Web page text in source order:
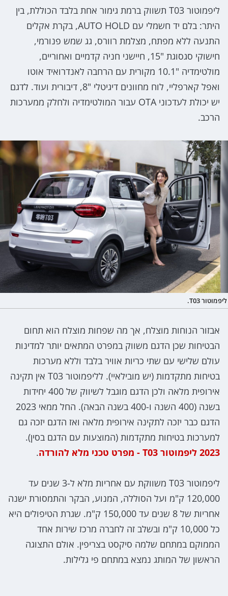
ליפמוטור T03 תשווק ברמת גימור אחת בלבד הכוללת, בין
היתר: בלם יד חשמלי עם AUTO HOLD, בקרת אקלים
התנעה ללא מפתח, מצלמת רוורס, גג שמש פנורמי,
חישוקי סגסוגת "15, חיישני חניה קדמיים ואחוריים,
מולטימדיה "10.1 מקורית עם הרחבה לאנדרואיד אוטו
ואפל קארפליי, לוח מחוונים דיגיטלי "8, דיבורית ועוד. לדגם
יש יכולת לעדכוני OTA עבור המולטימדיה ולחלק ממערכות
הרכב.
ליפמוטור T03.
אבזור הנוחות מוצלח, אך מה שפחות מוצלח הוא תחום
הבטיחות שכן הדגם משווק במפרט המתאים יותר למדינות
עולם שלישי עם שתי כריות אוויר בלבד וללא מערכות
בטיחות מתקדמות (יש מובילאיי). לליפמוטור T03 אין תקינה
אירופית מלאה ולכן הדגם מוגבל לשיווק של 400 יחידות
בשנה (400 השנה ו-400 בשנה הבאה). החל ממאי 2023
הדגם כבר יזכה לתקינה אירופית מלאה ואז הדגם יזכה גם
למערכות בטיחות מתקדמות (המוצעות עם הדגם בסין).
2023 ליפמוטור T03 - מפרט טכני מלא להורדה
.
ליפמוטור T03 משווקת עם אחריות מלא ל-3 שנים עד
120,000 ק"מ ועל הסוללה, המנוע, הבקר והתמסורת ישנה
אחריות של 8 שנים עד 150,000 ק"מ. שגרת הטיפולים היא
כל 10,000 ק"מ ובשלב זה לחברה מרכז שירות אחד
הממוקם במתחם שלמה סיקסט בצריפין. אולם התצוגה
הראשון של המותג נמצא במתחם פי גלילות.